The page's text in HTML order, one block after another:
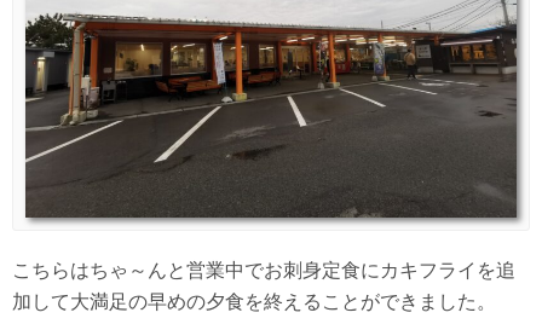
こちらはちゃ～んと営業中でお刺身定食にカキフライを追
加して大満足の早めの夕食を終えることができました。